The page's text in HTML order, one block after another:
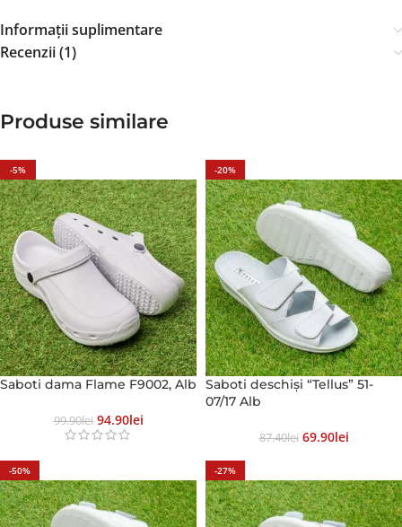
Informații suplimentare
Recenzii (1)
Produse similare
-5%
Saboti dama Flame F9002, Alb
99.90Lei 94.90Lei
-20%
Saboti deschiși “Tellus” 51-
07/17 Alb
87.40Lei 69.90Lei
-50% -27%